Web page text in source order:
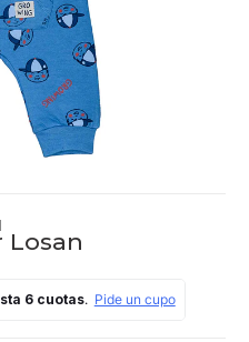
|
Losan